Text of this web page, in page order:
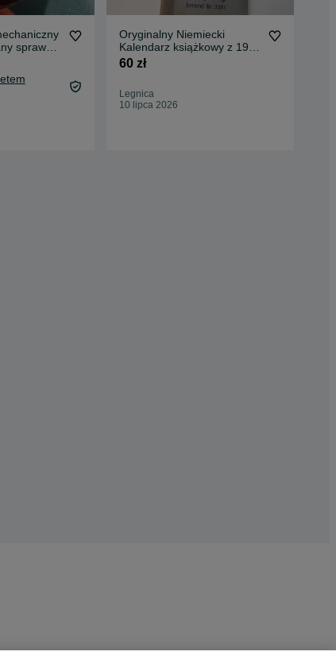
sprawny
Oryginalny Niemiecki
Kalendarz książkowy z 1941
roku
60 zł
Legnica
10 lipca 2026